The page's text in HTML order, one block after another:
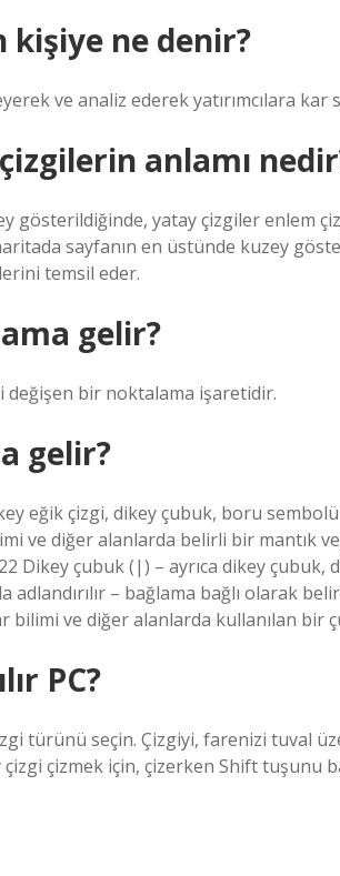
kişiye ne denir?
ve analiz ederek yatırımcılara
anlamı
gösterildiğinde, yatay çizgiler enlem
sayfanın en üstünde kuzey
temsil eder.
gelir?
değişen bir noktalama işaretidir.
gelir?
eğik çizgi, dikey çubuk, boru
ve diğer alanlarda belirli bir mantık
Dikey çubuk (|) – ayrıca dikey
– bağlama bağlı olarak
bilimi ve diğer alanlarda kullanılan bir
PC?
türünü seçin. Çizgiyi, farenizi tuval
çizmek için, çizerken Shift tuşunu